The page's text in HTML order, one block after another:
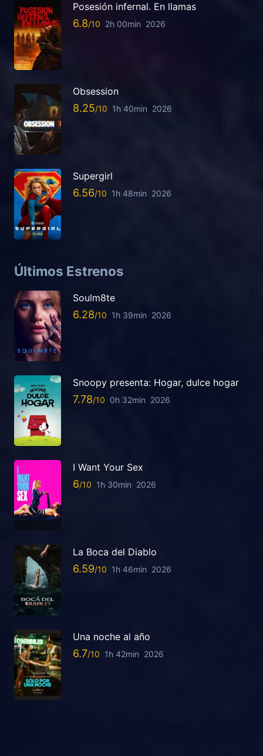
Posesión infernal. En llamas
6.8 2h 00min 2026
Obsession
8.25 1h 40min 2026
Supergirl
6.56 1h 48min 2026
Últimos Estrenos
Soulm8te
6.28 1h 39min 2026
Snoopy presenta: Hogar, dulce hogar
7.78 0h 32min 2026
I Want Your Sex
6 1h 30min 2026
La Boca del Diablo
6.59 1h 46min 2026
Una noche al año
6.7 1h 42min 2026